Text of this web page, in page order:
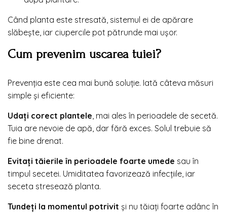
Când planta este stresată, sistemul ei de apărare
slăbește, iar ciupercile pot pătrunde mai ușor.
Cum prevenim uscarea tuiei?
Prevenția este cea mai bună soluție. Iată câteva măsuri
simple și eficiente:
Udați corect plantele , mai ales în perioadele de secetă.
Tuia are nevoie de apă, dar fără exces. Solul trebuie să
fie bine drenat.
Evitați tăierile în perioadele foarte umede sau în
timpul secetei. Umiditatea favorizează infecțiile, iar
seceta stresează planta.
Tundeți la momentul potrivit și nu tăiați foarte adânc în